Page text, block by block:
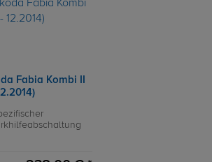
Fabia Kombi II